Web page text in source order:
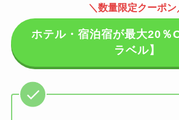
＼数量限定クーポン
ホテル・宿泊宿が最大20％
ラベル】